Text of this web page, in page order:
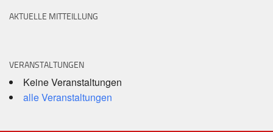
AKTUELLE MITTEILLUNG
VERANSTALTUNGEN
Keine Veranstaltungen
alle Veranstaltungen